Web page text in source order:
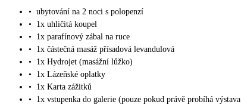
• ubytování na 2 noci s polopenzí
•
1x uhličitá koupel
•
1x parafínový zábal na ruce
•
1x částečná masáž přísadová levandulová
•
1x Hydrojet (masážní lůžko)
•
1x Lázeňské oplatky
•
1x Karta zážitků
•
1x vstupenka do galerie (pouze pokud právě probíhá výstava